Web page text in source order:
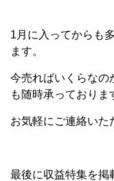
1月に入ってからも
ます。
今売ればいくらなの
も随時承っておりま
お気軽にご連絡いた
最後に収益特集を掲